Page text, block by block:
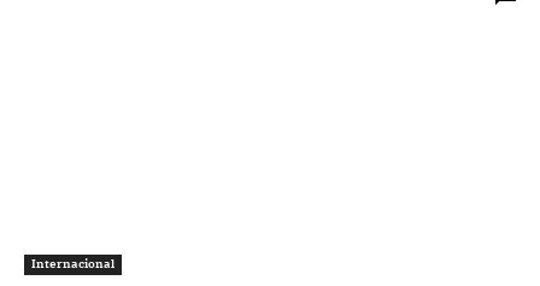
Internacional